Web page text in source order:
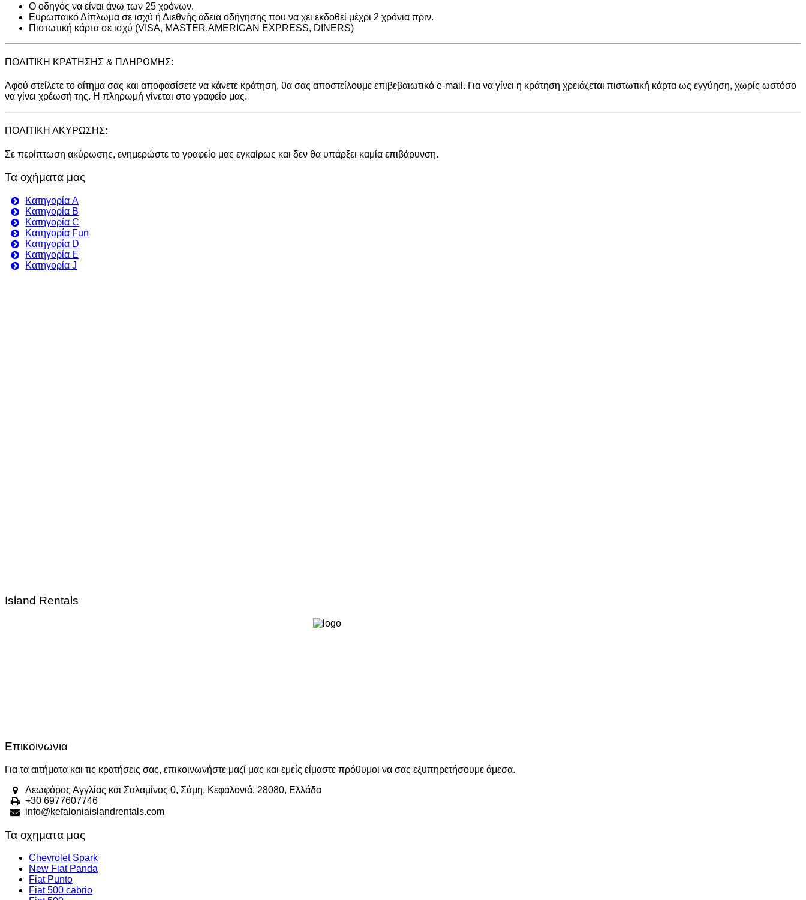
Ο οδηγός να είναι άνω των 25 χρόνων.
Ευρωπαικό Δίπλωμα σε ισχύ ή Διεθνής άδεια οδήγησης που να χει εκδοθεί μέχρι 2 χρόνια πριν.
Πιστωτική κάρτα σε ισχύ (VISA, MASTER,AMERICAN EXPRESS, DINERS)
ΠΟΛΙΤΙΚΗ ΚΡΑΤΗΣΗΣ & ΠΛΗΡΩΜΗΣ:
Αφού στείλετε το αίτημα σας και αποφασίσετε να κάνετε κράτηση, θα σας αποστείλουμε επιβεβαιωτικό e-mail. Για να γίνει η κράτηση χρειάζεται πιστωτική κάρτα ως εγγύηση, χωρίς ωστόσο
να γίνει χρέωσή της. Η πληρωμή γίνεται στο γραφείο μας.
ΠΟΛΙΤΙΚΗ ΑΚΥΡΩΣΗΣ:
Σε περίπτωση ακύρωσης, ενημερώστε το γραφείο μας εγκαίρως και δεν θα υπάρξει καμία επιβάρυνση.
Τα οχήματα μας
Κατηγορία A
Κατηγορία B
Κατηγορία C
Κατηγορία Fun
Κατηγορία D
Κατηγορία E
Κατηγορία J
Island Rentals
Επικοινωνια
Για τα αιτήματα και τις κρατήσεις σας, επικοινωνήστε μαζί μας και εμείς είμαστε πρόθυμοι να σας εξυπηρετήσουμε άμεσα.
Λεωφόρος Αγγλίας και Σαλαμίνος 0, Σάμη, Κεφαλονιά, 28080, Ελλάδα
+30 6977607746
info@kefaloniaislandrentals.com
Τα οχηματα μας
Chevrolet Spark
New Fiat Panda
Fiat Punto
Fiat 500 cabrio